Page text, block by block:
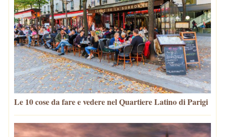
Le 10 cose da fare e vedere nel Quartiere Latino di Parigi